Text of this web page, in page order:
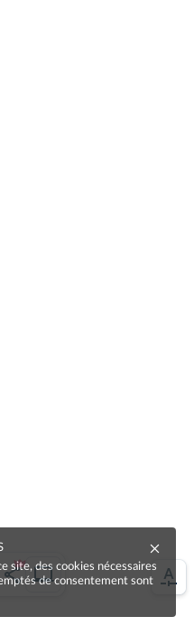
site, des cookies nécessaires
de consentement sont